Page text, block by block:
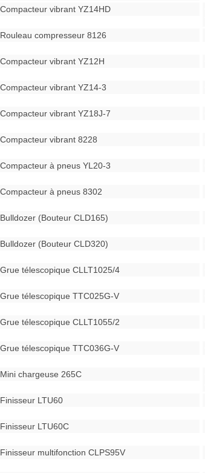
Compacteur vibrant YZ14HD
Rouleau compresseur 8126
Compacteur vibrant YZ12H
Compacteur vibrant YZ14-3
Compacteur vibrant YZ18J-7
Compacteur vibrant 8228
Compacteur à pneus YL20-3
Compacteur à pneus 8302
Bulldozer (Bouteur CLD165)
Bulldozer (Bouteur CLD320)
Grue télescopique CLLT1025/4
Grue télescopique TTC025G-V
Grue télescopique CLLT1055/2
Grue télescopique TTC036G-V
Mini chargeuse 265C
Finisseur LTU60
Finisseur LTU60C
Finisseur multifonction CLPS95V